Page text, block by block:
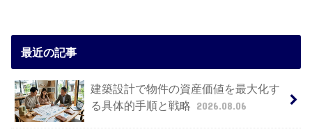
最近の記事
建築設計で物件の資産価値を最大化す
る具体的手順と戦略 2026.08.06